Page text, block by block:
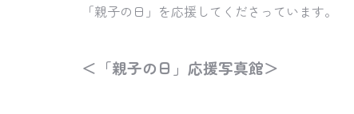
「親子の日」を応援してくださっています。
＜「親子の日」応援写真館＞